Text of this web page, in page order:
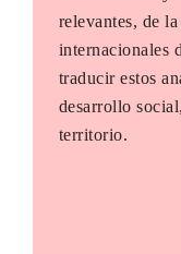
relevantes, de
internacionales
traducir estos
desarrollo
territorio.